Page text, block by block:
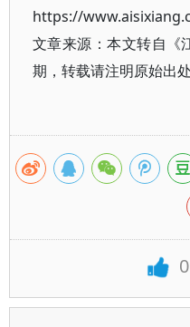
https://
文章来源：本文转自《
期，转载请注明原始出
0